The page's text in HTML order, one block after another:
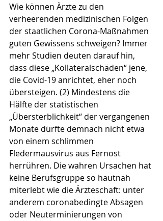
Wie können Ärzte zu den
verheerenden medizinischen Folgen
der staatlichen Corona-Maßnahmen
guten Gewissens schweigen? Immer
mehr Studien deuten darauf hin,
dass diese „Kollateralschäden“ jene,
die Covid-19 anrichtet, eher noch
übersteigen. (2) Mindestens die
Hälfte der statistischen
„Übersterblichkeit“ der vergangenen
Monate dürfte demnach nicht etwa
von einem schlimmen
Fledermausvirus aus Fernost
herrühren. Die wahren Ursachen hat
keine Berufsgruppe so hautnah
miterlebt wie die Ärzteschaft: unter
anderem coronabedingte Absagen
oder Neuterminierungen von